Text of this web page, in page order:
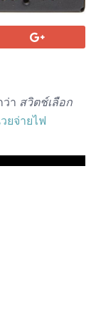
า สวิตช์เลือก
ยจ่ายไฟ